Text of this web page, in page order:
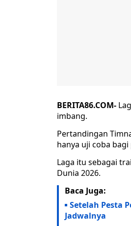
BERITA86.COM-
imbang.
Pertandingan
hanya uji coba
Laga itu sebagai
Dunia 2026.
Baca Juga:
Setelah Pesta
Jadwalnya